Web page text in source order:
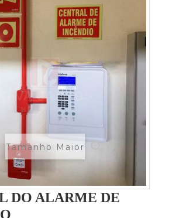
Tamanho Maior
DO ALARME DE